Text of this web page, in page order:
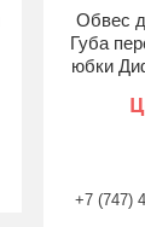
Обвес
Губа
юбки
+7 (747)